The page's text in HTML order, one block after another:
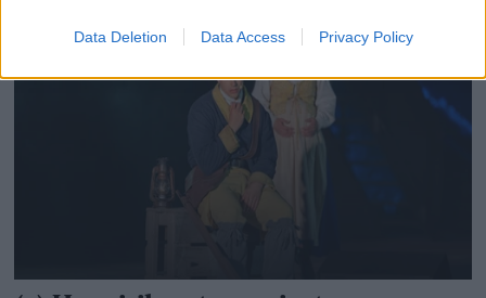
Data Deletion Data Access Privacy Policy